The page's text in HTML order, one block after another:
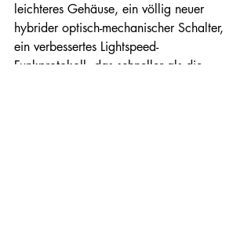
leichteres Gehäuse, ein völlig neuer
hybrider optisch-mechanischer Schalter,
ein verbessertes Lightspeed-
Funkprotokoll, das schneller als die